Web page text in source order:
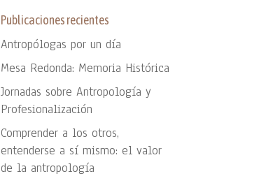
Publicaciones recientes
Antropólogas por un día
Mesa Redonda: Memoria Histórica
Jornadas sobre Antropología y
Profesionalización
Comprender a los otros,
entenderse a sí mismo: el valor
de la antropología